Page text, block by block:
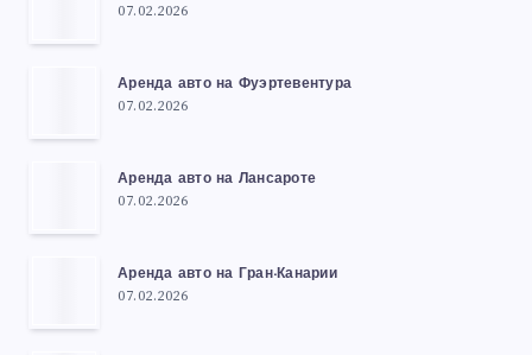
07.02.2026
Аренда авто на Фуэртевентура
07.02.2026
Аренда авто на Лансароте
07.02.2026
Аренда авто на Гран-Канарии
07.02.2026